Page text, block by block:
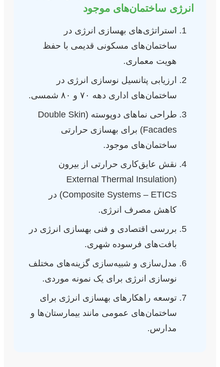
انرژی ساختمان‌های موجود
استراتژی‌های بهسازی انرژی در
ساختمان‌های مسکونی قدیمی با حفظ
هویت معماری.
ارزیابی پتانسیل نوسازی انرژی در
ساختمان‌های اداری دهه ۷۰ و ۸۰ شمسی.
طراحی نماهای دوپوسته (Double Skin
Facades) برای بهسازی حرارتی
ساختمان‌های موجود.
نقش عایق‌کاری حرارتی از بیرون
(External Thermal Insulation
Composite Systems – ETICS) در
کاهش مصرف انرژی.
بررسی اقتصادی و فنی بهسازی انرژی در
بافت‌های فرسوده شهری.
مدل‌سازی و شبیه‌سازی گزینه‌های مختلف
نوسازی انرژی برای یک نمونه موردی.
توسعه راهکارهای بهسازی انرژی برای
ساختمان‌های عمومی مانند بیمارستان‌ها و
مدارس.